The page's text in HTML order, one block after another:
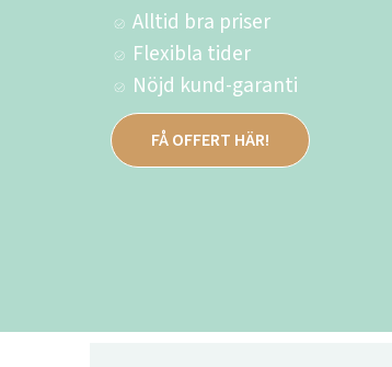
Alltid bra priser
Flexibla tider
Nöjd kund-garanti
FÅ OFFERT HÄR!